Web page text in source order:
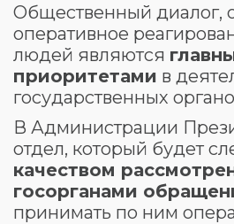
Общественный диалог,
оперативное
людей являются
приоритетами в
государственных
В Администрации
отдел, который будет
качеством
госорганами
принимать по ним